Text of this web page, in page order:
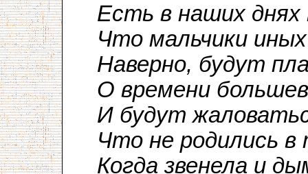
Есть в наших
Что мальчики иных
Наверно, будут
О времени
И будут
Что не родились в
Когда звенела и